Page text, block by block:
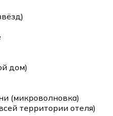
дом)
(микроволновка)
территории отеля)